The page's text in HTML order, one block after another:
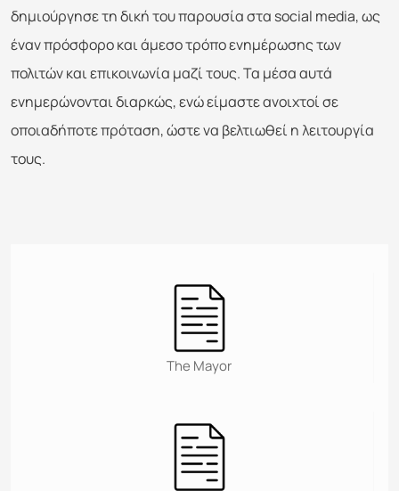
δημιούργησε τη δική του παρουσία στα social media, ως
έναν πρόσφορο και άμεσο τρόπο ενημέρωσης των
πολιτών και επικοινωνία μαζί τους. Τα μέσα αυτά
ενημερώνονται διαρκώς, ενώ είμαστε ανοιχτοί σε
οποιαδήποτε πρόταση, ώστε να βελτιωθεί η λειτουργία
τους.
The Mayor